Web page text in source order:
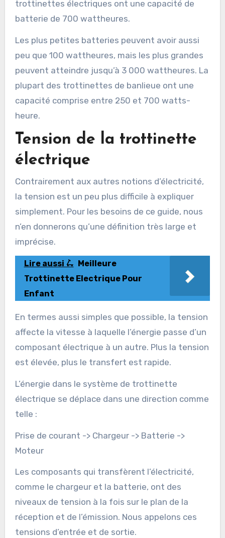
trottinettes électriques ont une capacité de
batterie de 700 wattheures.
Les plus petites batteries peuvent avoir aussi
peu que 100 wattheures, mais les plus grandes
peuvent atteindre jusqu’à 3 000 wattheures. La
plupart des trottinettes de banlieue ont une
capacité comprise entre 250 et 700 watts-
heure.
Tension de la trottinette
électrique
Contrairement aux autres notions d’électricité,
la tension est un peu plus difficile à expliquer
simplement. Pour les besoins de ce guide, nous
n’en donnerons qu’une définition très large et
imprécise.
Lire aussi 🛴 Meilleure
Trottinette Electrique Pour
Enfant
En termes aussi simples que possible, la tension
affecte la vitesse à laquelle l’énergie passe d’un
composant électrique à un autre. Plus la tension
est élevée, plus le transfert est rapide.
L’énergie dans le système de trottinette
électrique se déplace dans une direction comme
telle :
Prise de courant -> Chargeur -> Batterie ->
Moteur
Les composants qui transfèrent l’électricité,
comme le chargeur et la batterie, ont des
niveaux de tension à la fois sur le plan de la
réception et de l’émission. Nous appelons ces
tensions d’entrée et de sortie.